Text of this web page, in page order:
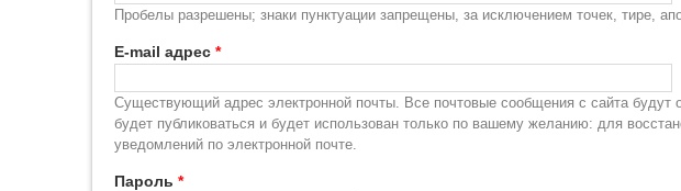
Пробелы разрешены; знаки пунктуации запрещены, за исключением точек, тире,
E-mail адрес *
Существующий адрес электронной почты. Все почтовые сообщения с сайта будут
будет публиковаться и будет использован только по вашему желанию: для
уведомлений по электронной почте.
Пароль *